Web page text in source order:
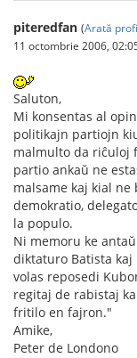
piteredfan (Arată
11 octombrie 2006,
Saluton,
Mi konsentas al
politikajn partiojn
malmulto da riĉuloj
partio ankaŭ ne
malsame kaj kial
demokratio,
la populo.
Ni memoru ke
diktaturo Batista kaj
volas reposedi
regitaj de rabistaj
fritilo en fajron."
Amike,
Peter de Londono